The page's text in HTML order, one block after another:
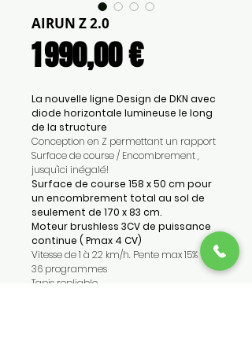
AIRUN Z 2.0
1 990,00 €Prix
La nouvelle ligne Design de DKN avec
diode horizontale lumineuse le long
de la structure
Conception en Z permettant un rapport
Surface de course / Encombrement ,
jusqu'ici inégalé!
Surface de course 158 x 50 cm pour
un encombrement total au sol de
seulement de 170 x 83 cm.
Moteur brushless 3CV de puissance
continue ( Pmax 4 CV)
Vitesse de 1 à 22 km/h. Pente max 15%
36 programmes
Tapis repliable